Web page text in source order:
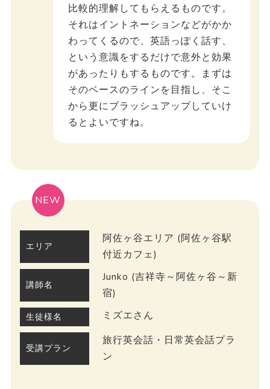
比較的理解してもらえるものです。
それはイントネーションなどがかか
わってくるので、英語っぽく話す、
という意識をするだけで意外と効果
があったりもするものです。まずは
そのベースのラインを目指し、そこ
から更にブラッシュアップしていけ
るとよいですね。
NEW
エリア
阿佐ヶ谷エリア (阿佐ヶ谷駅
付近カフェ)
講師名
Junko (吉祥寺～阿佐ヶ谷～新
宿)
生徒様名 ミズエさん
受講プラン
旅行英会話・日常英会話プラ
ン